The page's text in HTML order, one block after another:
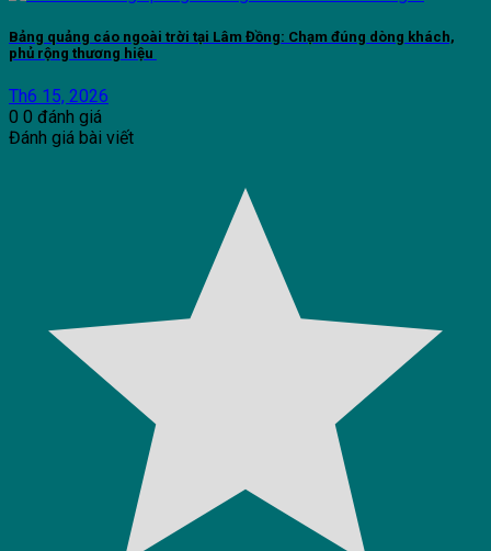
Bảng quảng cáo ngoài trời tại Lâm Đồng: Chạm đúng dòng khách,
phủ rộng thương hiệu
Th6 15, 2026
0 0 đánh giá
Đánh giá bài viết